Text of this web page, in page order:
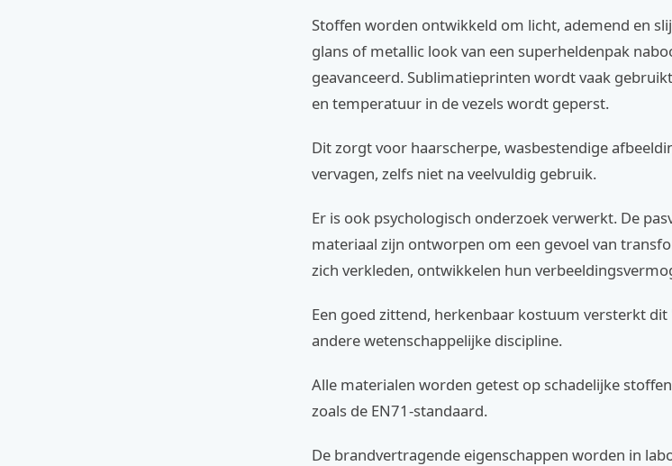
Stoffen worden ontwikkeld om licht, ademend en
glans of metallic look van een superheldenpak
geavanceerd. Sublimatieprinten wordt vaak
en temperatuur in de vezels wordt geperst.
Dit zorgt voor haarscherpe, wasbestendige
vervagen, zelfs niet na veelvuldig gebruik.
Er is ook psychologisch onderzoek verwerkt. De
materiaal zijn ontworpen om een gevoel van
zich verkleden, ontwikkelen hun
Een goed zittend, herkenbaar kostuum versterkt
andere wetenschappelijke discipline.
Alle materialen worden getest op schadelijke
zoals de EN71-standaard.
De brandvertragende eigenschappen worden in